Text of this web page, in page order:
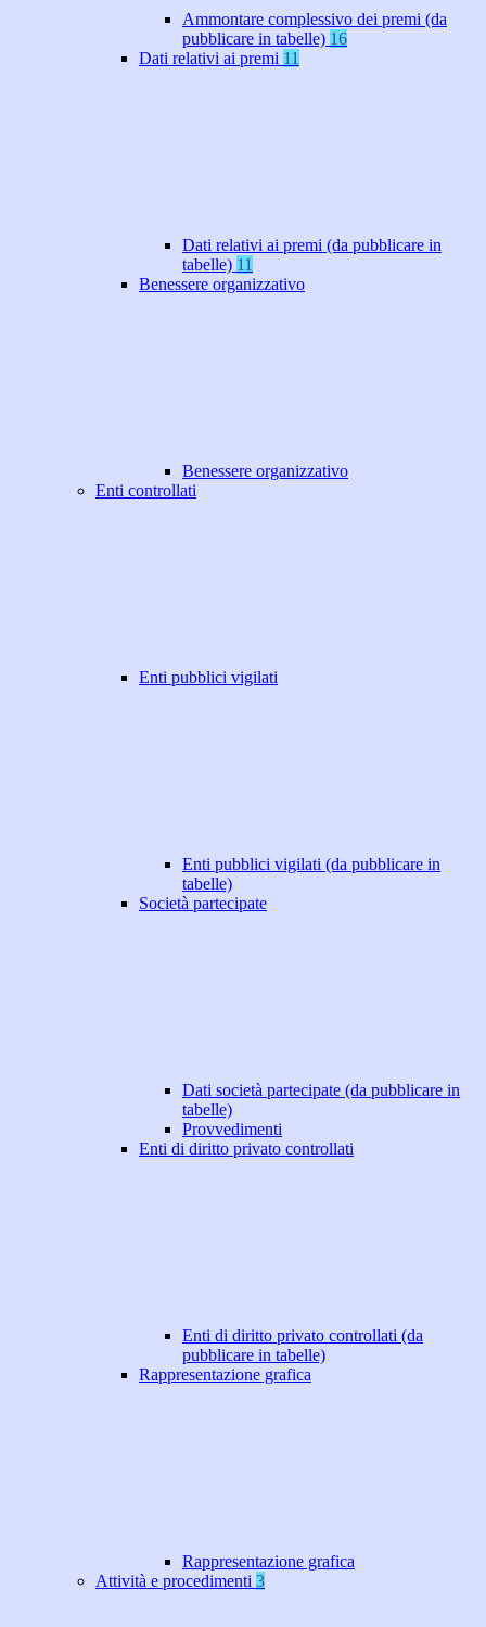
Ammontare complessivo dei premi (da
pubblicare in tabelle) 16
Dati relativi ai premi 11
Dati relativi ai premi (da pubblicare in
tabelle) 11
Benessere organizzativo
Benessere organizzativo
Enti controllati
Enti pubblici vigilati
Enti pubblici vigilati (da pubblicare in
tabelle)
Società partecipate
Dati società partecipate (da pubblicare in
tabelle)
Provvedimenti
Enti di diritto privato controllati
Enti di diritto privato controllati (da
pubblicare in tabelle)
Rappresentazione grafica
Rappresentazione grafica
Attività e procedimenti 3